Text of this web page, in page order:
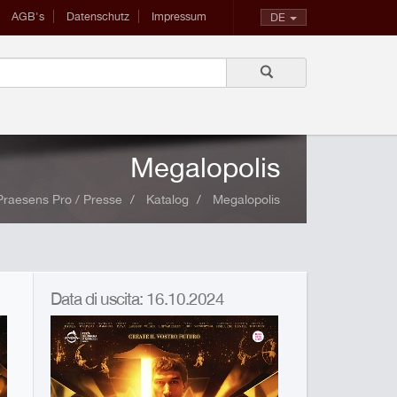
DE
AGB's Datenschutz Impressum
Megalopolis
Pro / Presse Katalog Megalopolis
Data di uscita: 16.10.2024